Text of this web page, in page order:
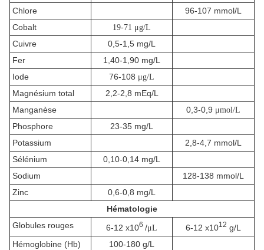
Chlore
96-107 mmol/L
Cobalt
19-71 μg/L
Cuivre
0,5-1,5 mg/L
Fer
1,40-1,90 mg/L
Iode
76-108 μg/L
Magnésium total
2,2-2,8 mEq/L
Manganèse
0,3-0,9 μmol/L
Phosphore
23-35 mg/L
Potassium
2,8-4,7 mmol/L
Sélénium
0,10-0,14 mg/L
Sodium
128-138 mmol/L
Zinc
0,6-0,8 mg/L
Hématologie
Globules rouges
6-12 x106 /μL 6-12 x1012 g/L
Hémoglobine (Hb)
100-180 g/L